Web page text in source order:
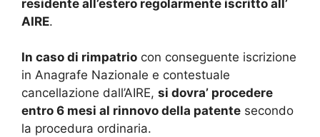
residente all’estero regolarmente iscritto all’
AIRE.
In caso di rimpatrio con conseguente iscrizione
in Anagrafe Nazionale e contestuale
cancellazione dall’AIRE, si dovra’ procedere
entro 6 mesi al rinnovo della patente secondo
la procedura ordinaria.